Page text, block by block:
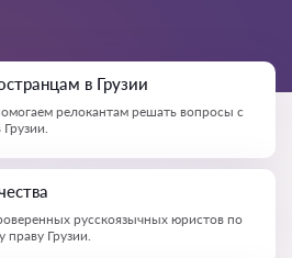
в Грузии
релокантам решать вопросы с
русскоязычных юристов по
Грузии.